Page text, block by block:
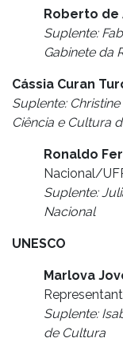
Roberto de
Suplente:
Gabinete da
Cássia Curan
Suplente:
Ciência e Cultura
Ronaldo
Nacional/
Suplente:
Nacional
UNESCO
Marlova
Suplente:
de Cultura